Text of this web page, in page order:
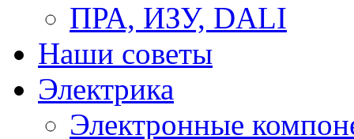
ПРА, ИЗУ, DALI
Наши советы
Электрика
Электронные